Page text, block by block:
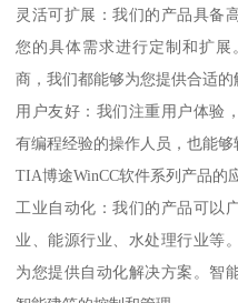
灵活可扩展：我们的产品具备
您的具体需求进行定制和扩
商，我们都能够为您提供合适的
用户友好：我们注重用户体验
有编程经验的操作人员，也能够
TIA博途WinCC软件系列产品的
工业自动化：我们的产品可以
业、能源行业、水处理行业等
为您提供自动化解决方案。智